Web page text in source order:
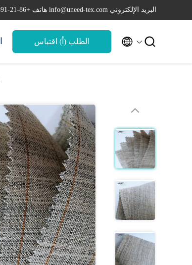
البريد الإلكتروني info@uneed-tex.com هاتف +86-21-33608891
الطلب (أ) اقتباس  